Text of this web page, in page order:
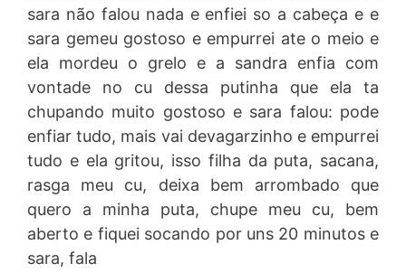
sara não falou nada e enfiei so a cabeça e e
sara gemeu gostoso e empurrei ate o meio e
ela mordeu o grelo e a sandra enfia com
vontade no cu dessa putinha que ela ta
chupando muito gostoso e sara falou: pode
enfiar tudo, mais vai devagarzinho e empurrei
tudo e ela gritou, isso filha da puta, sacana,
rasga meu cu, deixa bem arrombado que
quero a minha puta, chupe meu cu, bem
aberto e fiquei socando por uns 20 minutos e
sara, fala